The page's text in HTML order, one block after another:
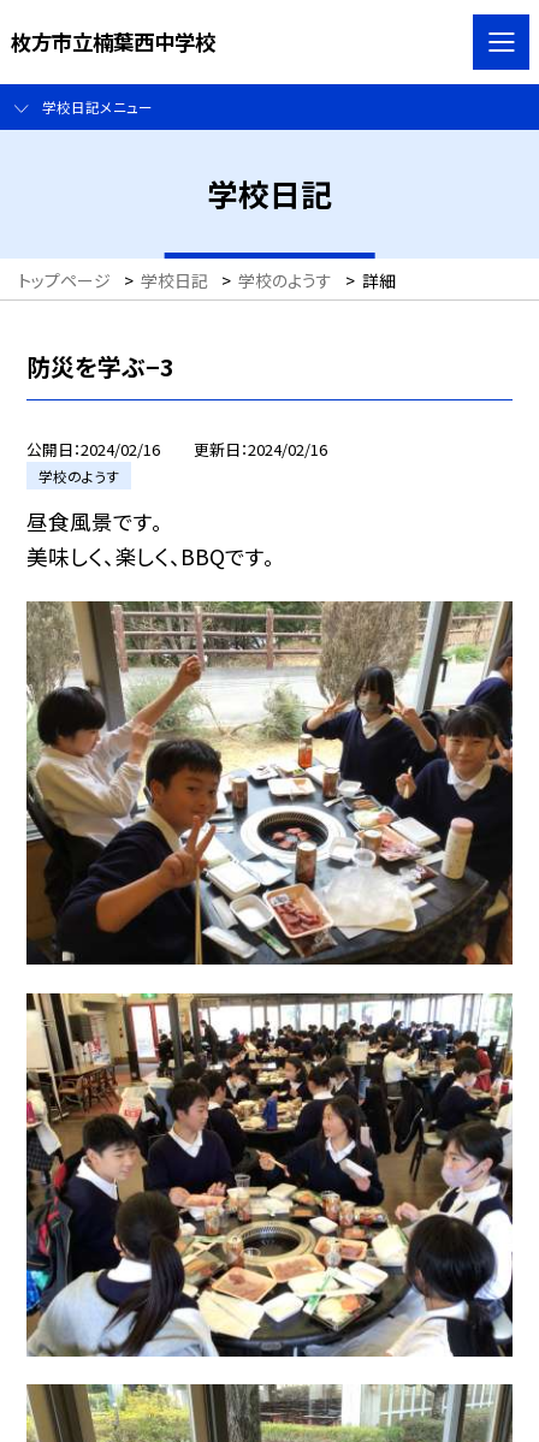
枚方市立楠葉西中学校
学校日記メニュー
学校日記
トップページ > 学校日記 > 学校のようす > 詳細
防災を学ぶ−3
公開日 2024/02/16 更新日 2024/02/16
学校のようす
昼食風景です。
美味しく、楽しく、BBQです。